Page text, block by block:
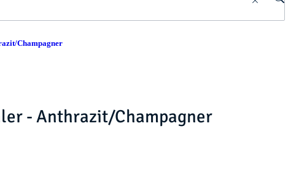
Champagner
- Anthrazit/Champagner